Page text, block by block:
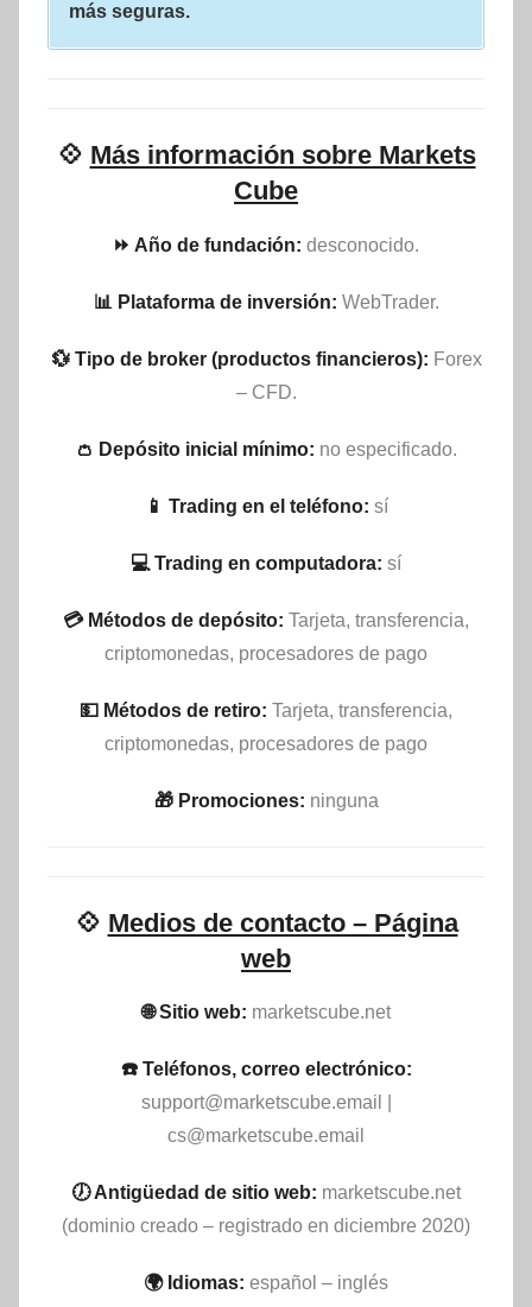
más seguras.
💠 Más información sobre Markets
Cube
⏩ Año de fundación: desconocido.
📊 Plataforma de inversión: WebTrader.
💱 Tipo de broker (productos financieros): Forex
– CFD.
👛 Depósito inicial mínimo: no especificado.
📱 Trading en el teléfono: sí
💻 Trading en computadora: sí
💳 Métodos de depósito: Tarjeta, transferencia,
criptomonedas, procesadores de pago
💵​ Métodos de retiro: Tarjeta, transferencia,
criptomonedas, procesadores de pago
🎁 Promociones: ninguna
💠 Medios de contacto – Página
web
🌐 Sitio web: marketscube.net
☎️ Teléfonos, correo electrónico:
support@marketscube.email
cs@marketscube.email
🕖 Antigüedad de sitio web: marketscube.net
(dominio creado – registrado en diciembre 2020)
🌍 Idiomas: español – inglés